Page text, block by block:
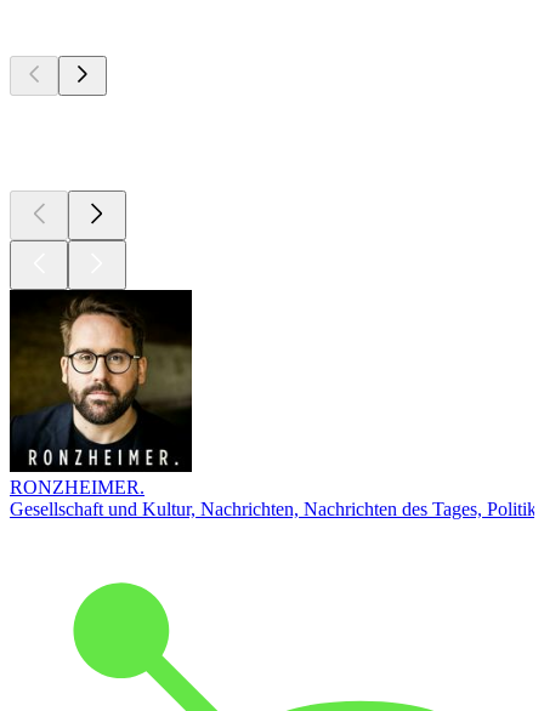
RONZHEIMER.
Gesellschaft und Kultur, Nachrichten, Nachrichten des Tages, Politik